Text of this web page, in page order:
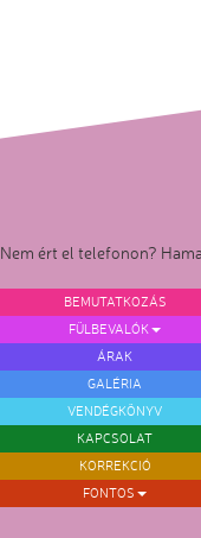
Nem ért el telefonon?
BEMUTATKOZÁS
FÜLBEVALÓK
ÁRAK
GALÉRIA
VENDÉGKÖNYV
KAPCSOLAT
KORREKCIÓ
FONTOS